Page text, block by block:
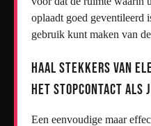
oplaadt goed geventileerd
gebruik kunt maken van
Haal stekkers van
het stopcontact als
Een eenvoudige maar